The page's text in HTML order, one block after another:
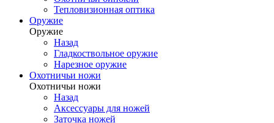
Тепловизионная оптика
Оружие
Оружие
Назад
Гладкоствольное оружие
Нарезное оружие
Охотничьи ножи
Охотничьи ножи
Назад
Аксессуары для ножей
Заточка ножей